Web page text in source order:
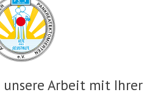
Arbeit mit Ihrer